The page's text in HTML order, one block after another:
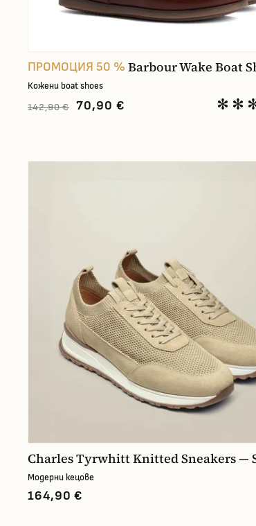
ПРОМОЦИЯ 50 % Barbour Wake Boat
Кожени boat shoes
142,90 € 70,90 €
Charles Tyrwhitt Knitted Sneakers —
Модерни кецове
164,90 €